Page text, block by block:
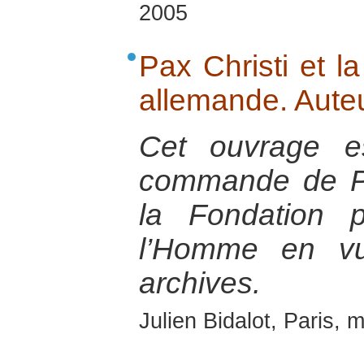
2005
Pax Christi et
allemande.
Cet ouvrage
commande de
la Fondation
l’Homme en
archives.
Julien Bidalot, Paris,